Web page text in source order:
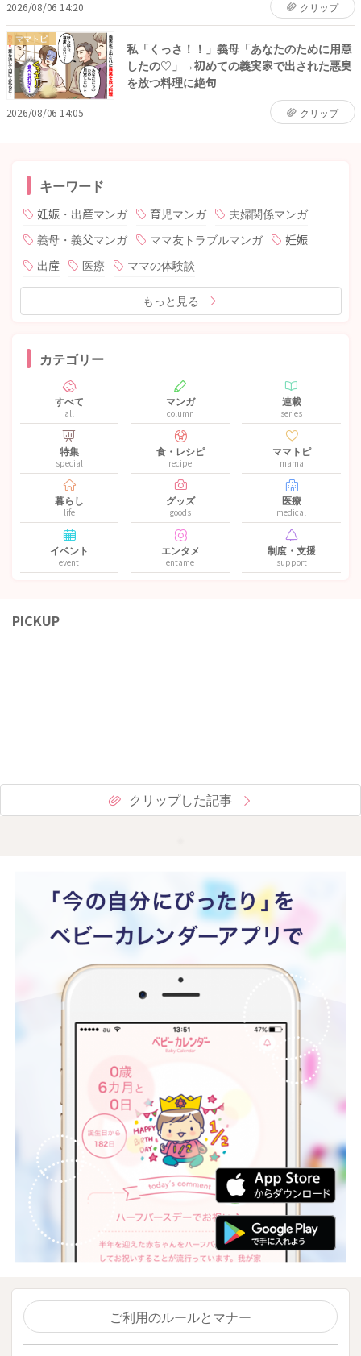
2026/08/06 14:20 クリップ
ママトピ
私「くっさ！！」義母「あなたのために用意
したの♡」→初めての義実家で出された悪臭
を放つ料理に絶句
2026/08/06 14:05 クリップ
キーワード
妊娠・出産マンガ 育児マンガ
夫婦関係マンガ
義母・義父マンガ
ママ友トラブルマンガ
妊娠
出産
医療 ママの体験談
もっと見る
カテゴリー
すべて
all
マンガ
column
連載
series
特集
special
食・レシピ
recipe
ママトピ
mama
暮らし
life
グッズ
goods
医療
medical
イベント
event
エンタメ
entame
制度・支援
support
PICKUP
クリップした記事
ご利用のルールとマナー